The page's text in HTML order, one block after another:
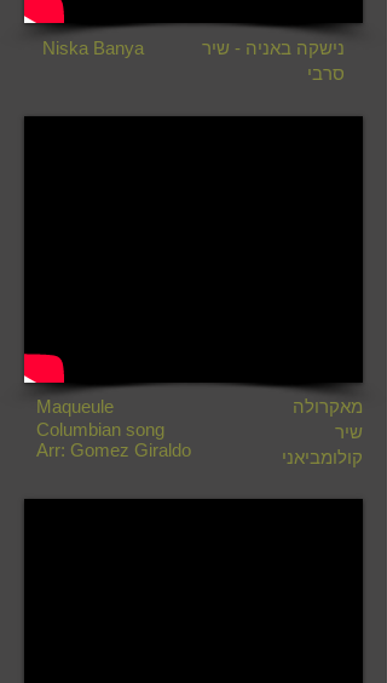
Niska Banya
נישקה באניה - שיר
סרבי
Maqueule
Columbian song
Arr: Gomez Giraldo
מאקרולה
שיר
קולומביאני